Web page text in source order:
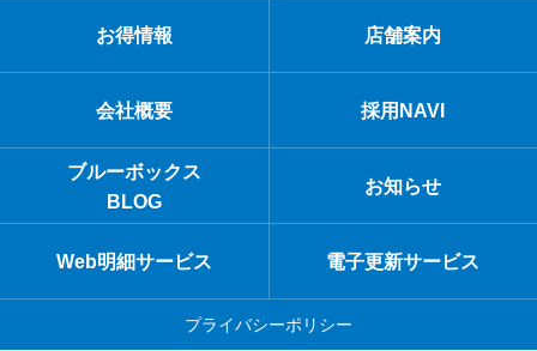
お得情報 店舗案内
会社概要 採用NAVI
ブルーボックス
BLOG
お知らせ
Web明細サービス 電子更新サービス
プライバシーポリシー